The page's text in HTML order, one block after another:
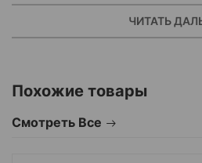
плотной и шелковистой.
шерсти и безопасна для
окрасом, нуждающихся в
ЧИТАТЬ
Похожие товары
Смотреть Все